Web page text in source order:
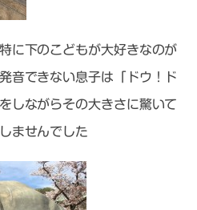
に下のこどもが大好きなのが
音できない息子は「ドウ！ド
しながらその大きさに驚いて
ませんでした